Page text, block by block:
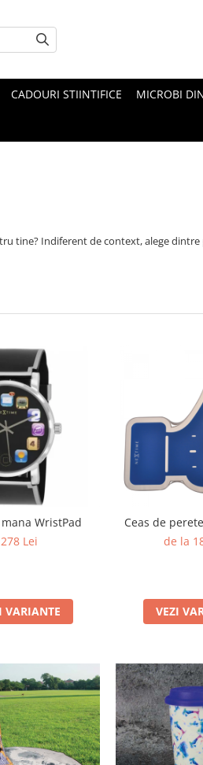
CADOURI STIINTIFICE MICROBI
tine? Indiferent de context, alege
WristPad
278 Lei
VARIANTE
Ceas de
de la
VEZI